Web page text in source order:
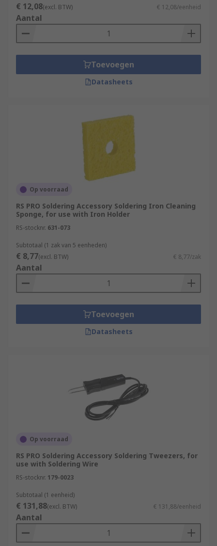
€ 12,08(excl. BTW) € 12,08/eenheid
Aantal
Toevoegen
Datasheets
Op voorraad
RS PRO Soldering Accessory Soldering Iron Cleaning
Sponge, for use with Iron Holder
RS-stocknr. 631-073
Subtotaal (1 zak van 5 eenheden)
€ 8,77(excl. BTW) € 8,77/zak
Aantal
Toevoegen
Datasheets
Op voorraad
RS PRO Soldering Accessory Soldering Tweezers, for
use with Soldering Wire
RS-stocknr. 179-0023
Subtotaal (1 eenheid)
€ 131,88(excl. BTW) € 131,88/eenheid
Aantal